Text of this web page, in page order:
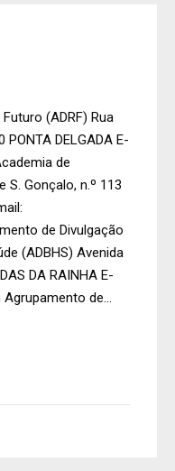
(ADRF) Rua
DELGADA E-
de
S. Gonçalo, n.º 113
de Divulgação
(ADBHS) Avenida
DA RAINHA E-
de...